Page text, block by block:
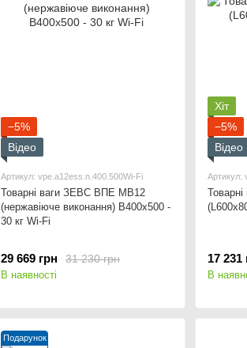
−5%
Відео
Артикул: vpe.a12ess.n.400.500Wi-Fi
Товарні ваги ЗЕВС ВПЕ МВ12
(нержавіюче виконання) В400x500 -
30 кг Wi-Fi
31 230 грн
29 669 грн
В наявності
Хіт
−5%
Відео
Артикул:
17 231
В
Подарунок